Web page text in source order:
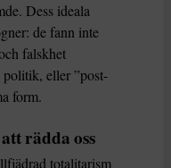
Dess ideala
de fann inte
falskhet
eller ”post-
form.
rädda oss
totalitarism